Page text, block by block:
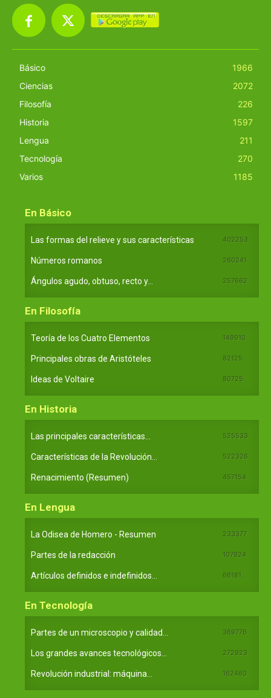
Básico
1966
Ciencias
2072
Filosofía
226
Historia
1597
Lengua
211
Tecnología
270
Varios
1185
En Básico
Las formas del relieve y sus características 402253
Números romanos 260241
Ángulos agudo, obtuso, recto y... 257662
En Filosofía
Teoría de los Cuatro Elementos 149910
Principales obras de Aristóteles 82125
Ideas de Voltaire 80725
En Historia
Las principales características... 525533
Características de la Revolución... 522326
Renacimiento (Resumen) 457154
En Lengua
La Odisea de Homero - Resumen 233377
Partes de la redacción 107924
Artículos definidos e indefinidos... 66181
En Tecnología
Partes de un microscopio y calidad... 369776
Los grandes avances tecnológicos... 272923
Revolución industrial: máquina... 162460